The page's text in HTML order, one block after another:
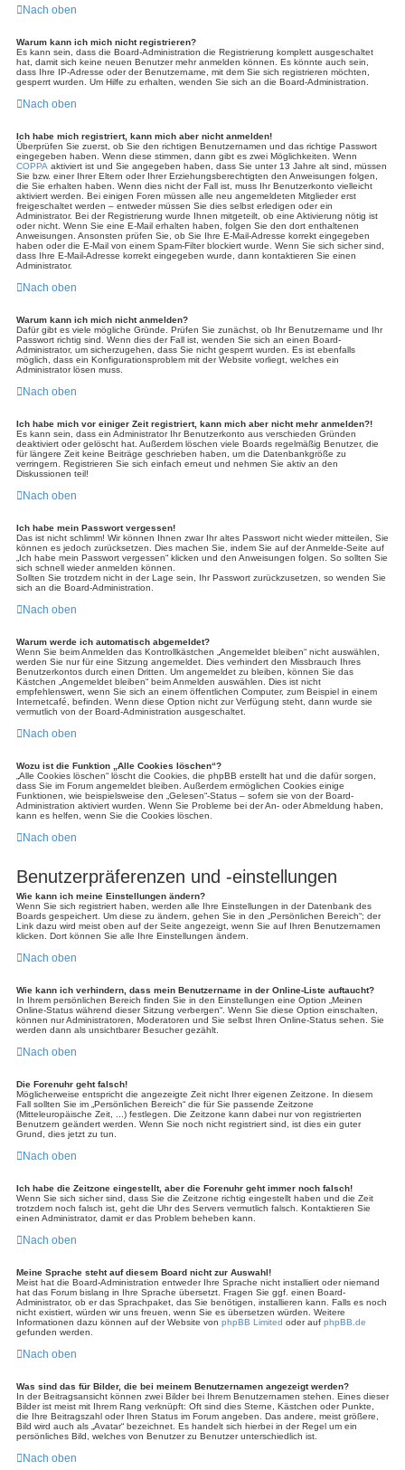
Nach oben
Warum kann ich mich nicht registrieren?
Es kann sein, dass die Board-Administration die Registrierung komplett ausgeschaltet
hat, damit sich keine neuen Benutzer mehr anmelden können. Es könnte auch sein,
dass Ihre IP-Adresse oder der Benutzername, mit dem Sie sich registrieren möchten,
gesperrt wurden. Um Hilfe zu erhalten, wenden Sie sich an die Board-Administration.
Nach oben
Ich habe mich registriert, kann mich aber nicht anmelden!
Überprüfen Sie zuerst, ob Sie den richtigen Benutzernamen und das richtige Passwort
eingegeben haben. Wenn diese stimmen, dann gibt es zwei Möglichkeiten. Wenn
COPPA aktiviert ist und Sie angegeben haben, dass Sie unter 13 Jahre alt sind, müssen
Sie bzw. einer Ihrer Eltern oder Ihrer Erziehungsberechtigten den Anweisungen folgen,
die Sie erhalten haben. Wenn dies nicht der Fall ist, muss Ihr Benutzerkonto vielleicht
aktiviert werden. Bei einigen Foren müssen alle neu angemeldeten Mitglieder erst
freigeschaltet werden – entweder müssen Sie dies selbst erledigen oder ein
Administrator. Bei der Registrierung wurde Ihnen mitgeteilt, ob eine Aktivierung nötig ist
oder nicht. Wenn Sie eine E-Mail erhalten haben, folgen Sie den dort enthaltenen
Anweisungen. Ansonsten prüfen Sie, ob Sie Ihre E-Mail-Adresse korrekt eingegeben
haben oder die E-Mail von einem Spam-Filter blockiert wurde. Wenn Sie sich sicher sind,
dass Ihre E-Mail-Adresse korrekt eingegeben wurde, dann kontaktieren Sie einen
Administrator.
Nach oben
Warum kann ich mich nicht anmelden?
Dafür gibt es viele mögliche Gründe. Prüfen Sie zunächst, ob Ihr Benutzername und Ihr
Passwort richtig sind. Wenn dies der Fall ist, wenden Sie sich an einen Board-
Administrator, um sicherzugehen, dass Sie nicht gesperrt wurden. Es ist ebenfalls
möglich, dass ein Konfigurationsproblem mit der Website vorliegt, welches ein
Administrator lösen muss.
Nach oben
Ich habe mich vor einiger Zeit registriert, kann mich aber nicht mehr anmelden?!
Es kann sein, dass ein Administrator Ihr Benutzerkonto aus verschieden Gründen
deaktiviert oder gelöscht hat. Außerdem löschen viele Boards regelmäßig Benutzer, die
für längere Zeit keine Beiträge geschrieben haben, um die Datenbankgröße zu
verringern. Registrieren Sie sich einfach erneut und nehmen Sie aktiv an den
Diskussionen teil!
Nach oben
Ich habe mein Passwort vergessen!
Das ist nicht schlimm! Wir können Ihnen zwar Ihr altes Passwort nicht wieder mitteilen, Sie
können es jedoch zurücksetzen. Dies machen Sie, indem Sie auf der Anmelde-Seite auf
„Ich habe mein Passwort vergessen“ klicken und den Anweisungen folgen. So sollten Sie
sich schnell wieder anmelden können.
Sollten Sie trotzdem nicht in der Lage sein, Ihr Passwort zurückzusetzen, so wenden Sie
sich an die Board-Administration.
Nach oben
Warum werde ich automatisch abgemeldet?
Wenn Sie beim Anmelden das Kontrollkästchen „Angemeldet bleiben“ nicht auswählen,
werden Sie nur für eine Sitzung angemeldet. Dies verhindert den Missbrauch Ihres
Benutzerkontos durch einen Dritten. Um angemeldet zu bleiben, können Sie das
Kästchen „Angemeldet bleiben“ beim Anmelden auswählen. Dies ist nicht
empfehlenswert, wenn Sie sich an einem öffentlichen Computer, zum Beispiel in einem
Internetcafé, befinden. Wenn diese Option nicht zur Verfügung steht, dann wurde sie
vermutlich von der Board-Administration ausgeschaltet.
Nach oben
Wozu ist die Funktion „Alle Cookies löschen“?
„Alle Cookies löschen“ löscht die Cookies, die phpBB erstellt hat und die dafür sorgen,
dass Sie im Forum angemeldet bleiben. Außerdem ermöglichen Cookies einige
Funktionen, wie beispielsweise den „Gelesen“-Status – sofern sie von der Board-
Administration aktiviert wurden. Wenn Sie Probleme bei der An- oder Abmeldung haben,
kann es helfen, wenn Sie die Cookies löschen.
Nach oben
Benutzerpräferenzen und -einstellungen
Wie kann ich meine Einstellungen ändern?
Wenn Sie sich registriert haben, werden alle Ihre Einstellungen in der Datenbank des
Boards gespeichert. Um diese zu ändern, gehen Sie in den „Persönlichen Bereich“; der
Link dazu wird meist oben auf der Seite angezeigt, wenn Sie auf Ihren Benutzernamen
klicken. Dort können Sie alle Ihre Einstellungen ändern.
Nach oben
Wie kann ich verhindern, dass mein Benutzername in der Online-Liste auftaucht?
In Ihrem persönlichen Bereich finden Sie in den Einstellungen eine Option „Meinen
Online-Status während dieser Sitzung verbergen“. Wenn Sie diese Option einschalten,
können nur Administratoren, Moderatoren und Sie selbst Ihren Online-Status sehen. Sie
werden dann als unsichtbarer Besucher gezählt.
Nach oben
Die Forenuhr geht falsch!
Möglicherweise entspricht die angezeigte Zeit nicht Ihrer eigenen Zeitzone. In diesem
Fall sollten Sie im „Persönlichen Bereich“ die für Sie passende Zeitzone
(Mitteleuropäische Zeit, ...) festlegen. Die Zeitzone kann dabei nur von registrierten
Benutzern geändert werden. Wenn Sie noch nicht registriert sind, ist dies ein guter
Grund, dies jetzt zu tun.
Nach oben
Ich habe die Zeitzone eingestellt, aber die Forenuhr geht immer noch falsch!
Wenn Sie sich sicher sind, dass Sie die Zeitzone richtig eingestellt haben und die Zeit
trotzdem noch falsch ist, geht die Uhr des Servers vermutlich falsch. Kontaktieren Sie
einen Administrator, damit er das Problem beheben kann.
Nach oben
Meine Sprache steht auf diesem Board nicht zur Auswahl!
Meist hat die Board-Administration entweder Ihre Sprache nicht installiert oder niemand
hat das Forum bislang in Ihre Sprache übersetzt. Fragen Sie ggf. einen Board-
Administrator, ob er das Sprachpaket, das Sie benötigen, installieren kann. Falls es noch
nicht existiert, würden wir uns freuen, wenn Sie es übersetzen würden. Weitere
Informationen dazu können auf der Website von phpBB Limited oder auf phpBB.de
gefunden werden.
Nach oben
Was sind das für Bilder, die bei meinem Benutzernamen angezeigt werden?
In der Beitragsansicht können zwei Bilder bei Ihrem Benutzernamen stehen. Eines dieser
Bilder ist meist mit Ihrem Rang verknüpft: Oft sind dies Sterne, Kästchen oder Punkte,
die Ihre Beitragszahl oder Ihren Status im Forum angeben. Das andere, meist größere,
Bild wird auch als „Avatar“ bezeichnet. Es handelt sich hierbei in der Regel um ein
persönliches Bild, welches von Benutzer zu Benutzer unterschiedlich ist.
Nach oben